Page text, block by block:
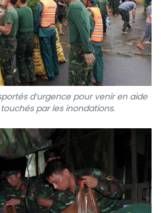
DU "PEUPLE"
VIỆT
d’urgence pour venir en aide
par les inondations.